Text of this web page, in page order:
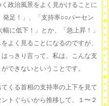
政治風景をよく見かけることに
足！」、「支持率○○パーセン
に低下！」とか、「急上昇！」
よく見ることになるのですが、
っきり言って、私は、こんな支
できないということです。
くる首相の支持率の上下を見て
トぐらいから推移して、１〜２